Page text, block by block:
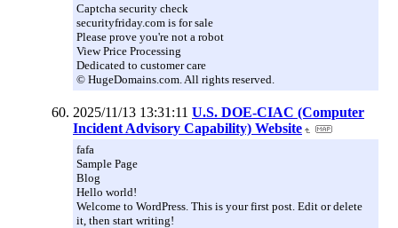
Captcha security check
securityfriday.com is for sale
Please prove you're not a robot
View Price Processing
Dedicated to customer care
© HugeDomains.com. All rights reserved.
2025/11/13 13:31:11 U.S. DOE-CIAC (Computer
Incident Advisory Capability) Website
fafa
Sample Page
Blog
Hello world!
Welcome to WordPress. This is your first post. Edit or delete
it, then start writing!